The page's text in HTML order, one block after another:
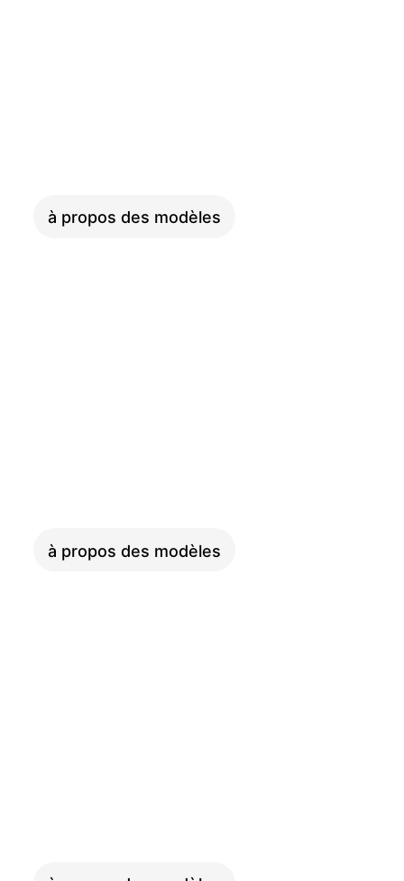
à propos des modèles
à propos des modèles